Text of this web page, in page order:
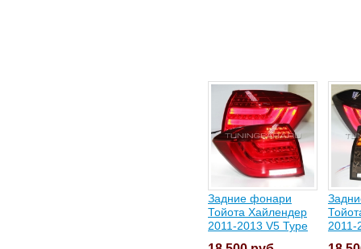
Задние фонари
Тойота Хайлендер
2011-2013 V5 Type
2011-